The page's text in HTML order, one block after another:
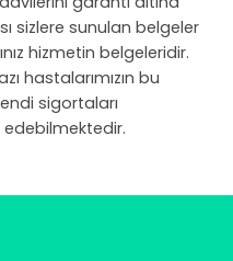
sizlere sunulan belgeler
hizmetin belgeleridir.
hastalarımızın bu
sigortaları
edebilmektedir.